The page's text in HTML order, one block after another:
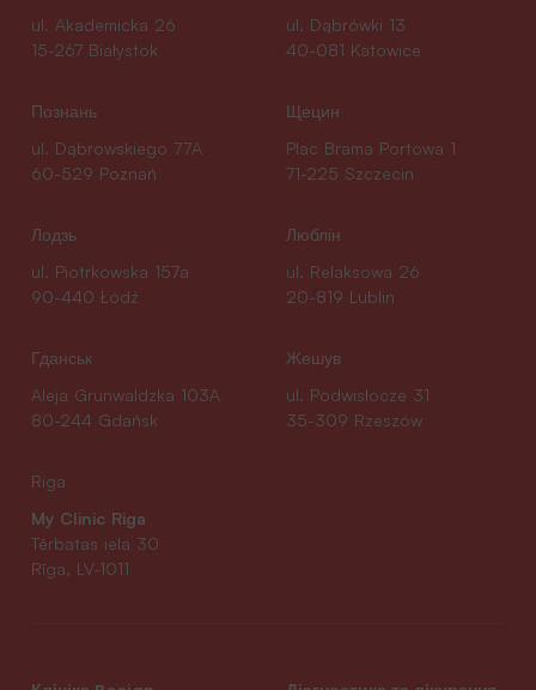
ul. Akademicka 26
15-267 Białystok
ul. Dąbrówki 13
40-081 Katowice
Познань
ul. Dąbrowskiego 77A
60-529 Poznań
Щецин
Plac Brama Portowa 1
71-225 Szczecin
Лодзь
ul. Piotrkowska 157a
90-440 Łódź
Люблін
ul. Relaksowa 26
20-819 Lublin
Гданськ
Aleja Grunwaldzka 103A
80-244 Gdańsk
Жешув
ul. Podwisłocze 31
35-309 Rzeszów
Riga
My Clinic Riga
Tērbatas iela 30
Rīga, LV-1011